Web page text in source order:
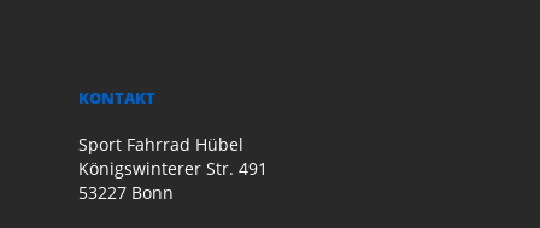
KONTAKT
Sport Fahrrad Hübel
Königswinterer Str. 491
53227 Bonn